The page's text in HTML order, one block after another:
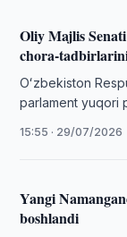
Oliy Majlis
chora-
Oʻzbekiston
parlament yuqori
yanada
15:55 · 29/07/2026
Yangi
boshlandi